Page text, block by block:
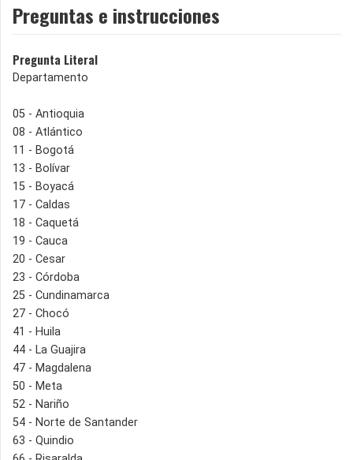
Preguntas e instrucciones
Pregunta Literal
Departamento
05 - Antioquia
08 - Atlántico
11 - Bogotá
13 - Bolívar
15 - Boyacá
17 - Caldas
18 - Caquetá
19 - Cauca
20 - Cesar
23 - Córdoba
25 - Cundinamarca
27 - Chocó
41 - Huila
44 - La Guajira
47 - Magdalena
50 - Meta
52 - Nariño
54 - Norte de Santander
63 - Quindio